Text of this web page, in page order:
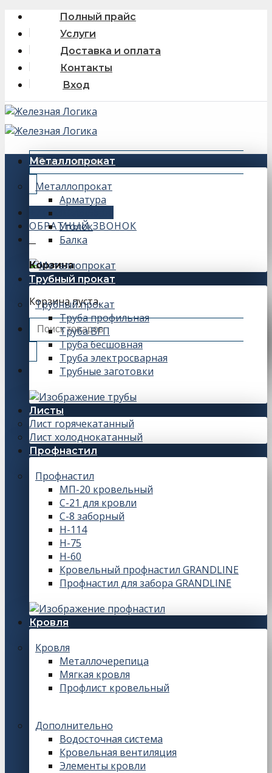
Skip
content
Полный прайс
Услуги
Доставка и оплата
Контакты
Вход
Искать:
+7 (343) 243-56-66
ОБРАТНЫЙ ЗВОНОК
Корзина
Корзина пуста.
Искать:
Металлопрокат
Металлопрокат
Арматура
Уголок
Балка
Трубный прокат
Трубный прокат
Труба профильная
Труба ВГП
Труба бесшовная
Труба электросварная
Трубные заготовки
Листы
Лист горячекатанный
Лист холоднокатанный
Профнастил
Профнастил
МП-20 кровельный
С-21 для кровли
С-8 заборный
Н-114
Н-75
Н-60
Кровельный профнастил GRANDLINE
Профнастил для забора GRANDLINE
Кровля
Кровля
Металлочерепица
Мягкая кровля
Профлист кровельный
Дополнительно
Водосточная система
Кровельная вентиляция
Элементы кровли